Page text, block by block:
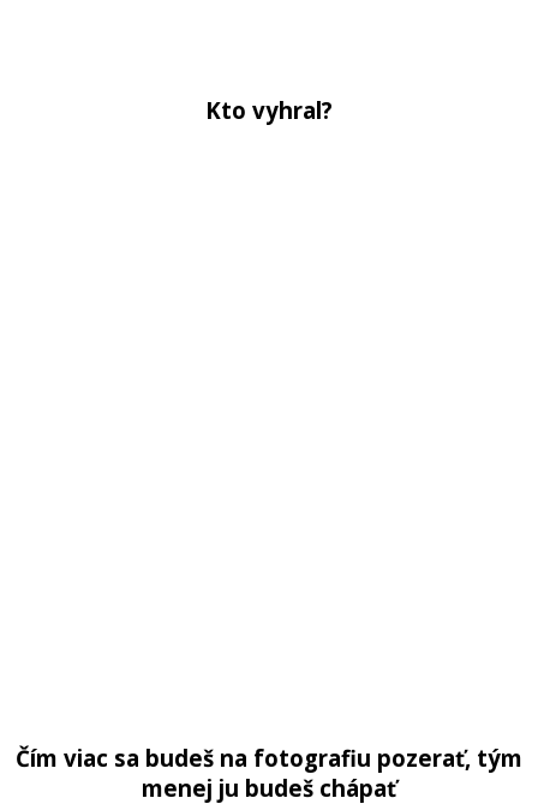
Kto vyhral?
Čím viac sa budeš na fotografiu pozerať, tým
menej ju budeš chápať